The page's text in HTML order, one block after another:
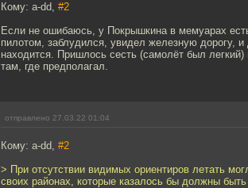
Кому: a-dd, #2
Если не ошибаюсь, у Покрышкина в мемуарах
пилотом, заблудился, увидел железную дорогу,
находится. Пришлось сесть (самолёт был
там, где предполагал.
отправлено 27.03.22 01:04
Кому: a-dd, #2
> При отсутствии видимых ориентиров летать
своих районах, которые казалось бы должны